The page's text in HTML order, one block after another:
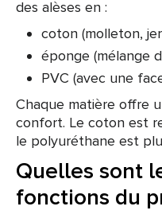
des alèses en :
coton (molleton,
éponge (mélange
PVC (avec une
Chaque matière offre
confort. Le coton est
le polyuréthane est
Quelles sont
fonctions du